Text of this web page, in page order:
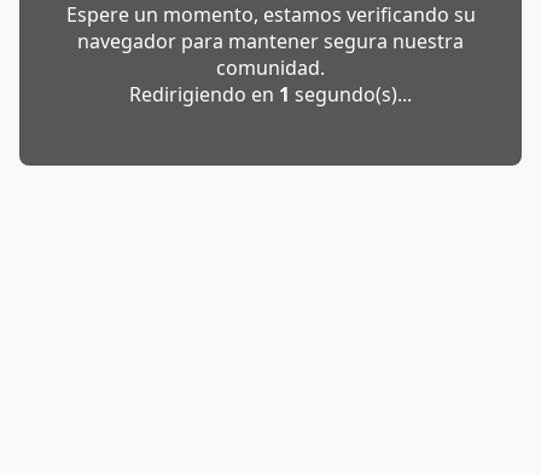
Espere un momento, estamos verificando su
navegador para mantener segura nuestra
comunidad.
Redirigiendo en 1 segundo(s)...